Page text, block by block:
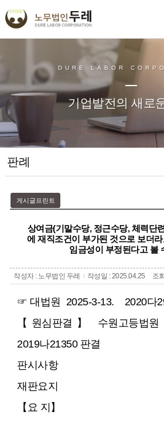
DURE LABOR
기업발전의 새로
판례
게시글프린트
상여금(기말수당, 정근수당, 체력단
에 재직조건이 부가된 것으로 보더
임금성이 부정된다고 볼
작성자 : 노무법인 두레 작성일 : 2025.04.25 조
☞ 대법원 2025-3-13. 2020다
【원심판결】 수원고등법원
2019나21350 판결
판시사항
재판요지
【요 지】